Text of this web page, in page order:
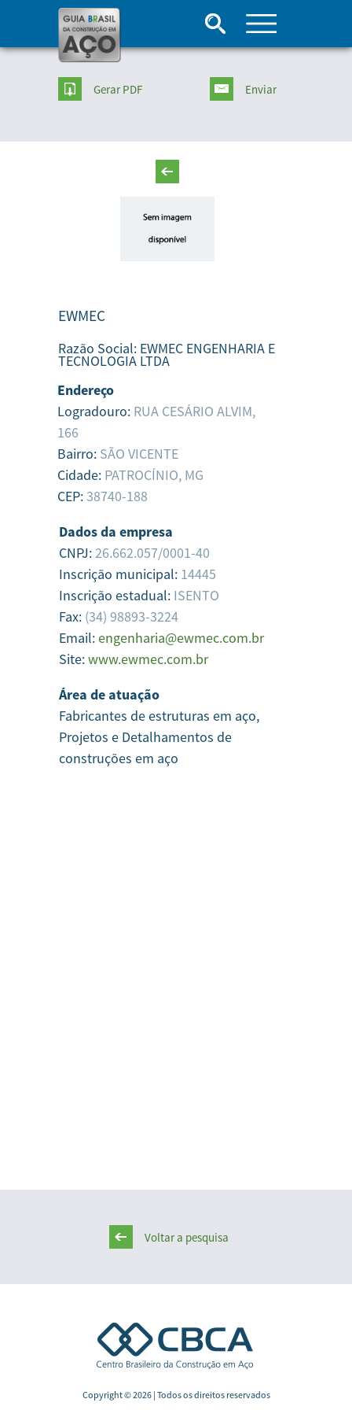
Gerar PDF Enviar
EWMEC
Razão Social: EWMEC ENGENHARIA E
TECNOLOGIA LTDA
Endereço
Logradouro: RUA CESÁRIO ALVIM,
166
Bairro: SÃO VICENTE
Cidade: PATROCÍNIO, MG
CEP:38740-188
Dados da empresa
CNPJ:26.662.057/0001-40
Inscrição municipal: 14445
Inscrição estadual: ISENTO
Fax: (34) 98893-3224
Email:engenharia@ewmec.com.br
Site:www.ewmec.com.br
Área de atuação
Fabricantes de estruturas em aço,
Projetos e Detalhamentos de
construções em aço
Voltar a pesquisa
Copyright © 2026 | Todos os direitos reservados